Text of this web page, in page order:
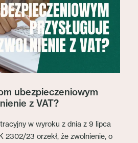
ubezpieczeniowym
z VAT?
w wyroku z dnia z 9 lipca
2302/23 orzekł, że zwolnienie, o